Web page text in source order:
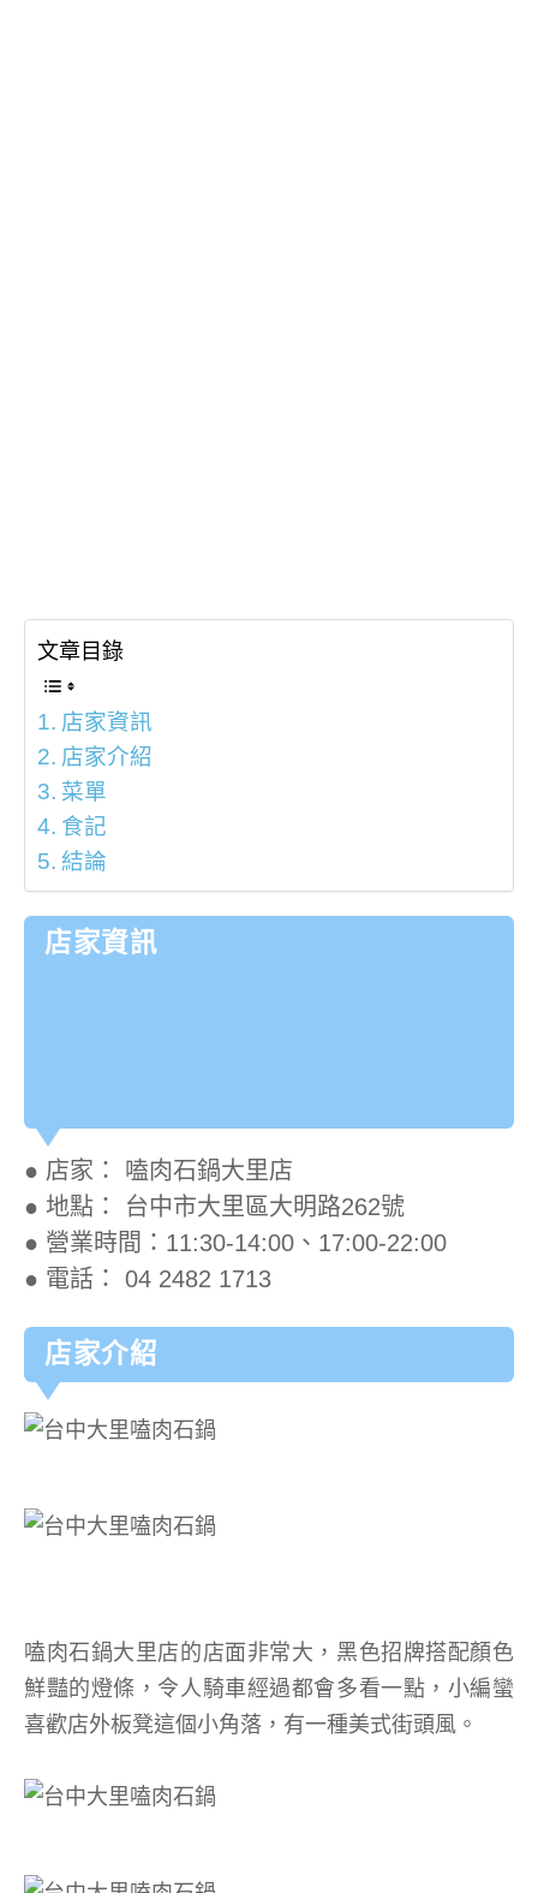
文章目錄
店家資訊
店家介紹
菜單
食記
結論
店家資訊
● 店家： 嗑肉石鍋大里店
● 地點： 台中市大里區大明路262號
● 營業時間：11:30-14:00、17:00-22:00
● 電話： 04 2482 1713
店家介紹
嗑肉石鍋大里店的店面非常大，黑色招牌搭配顏色
鮮豔的燈條，令人騎車經過都會多看一點，小編蠻
喜歡店外板凳這個小角落，有一種美式街頭風。